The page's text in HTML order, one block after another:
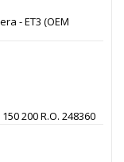
- ET3 (OEM
200 R.O. 248360